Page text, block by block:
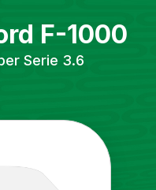
F-1000
Serie 3.6